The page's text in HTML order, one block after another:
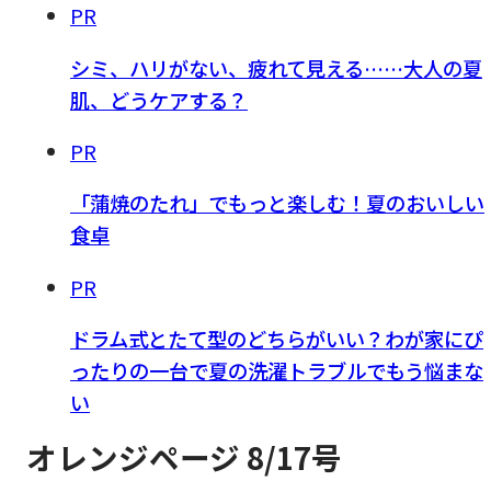
PR
シミ、ハリがない、疲れて見える……大人の夏
肌、どうケアする？
PR
「蒲焼のたれ」でもっと楽しむ！夏のおいしい
食卓
PR
ドラム式とたて型のどちらがいい？わが家にぴ
ったりの一台で夏の洗濯トラブルでもう悩まな
い
オレンジページ 8/17号